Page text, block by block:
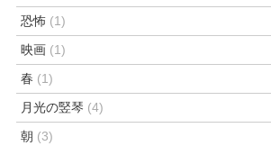
恐怖 (1)
映画 (1)
春 (1)
月光の竪琴 (4)
朝 (3)